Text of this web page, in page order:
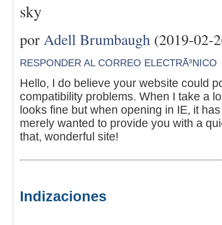
sky
por Adell Brumbaugh (2019-02-
RESPONDER AL CORREO ELECTRÃ³NICO
Hello, I do believe your website could
compatibility problems. When I take a
looks fine but when opening in IE, it
merely wanted to provide you with a
that, wonderful site!
Indizaciones